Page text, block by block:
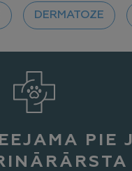
DERMATOZE
PIE